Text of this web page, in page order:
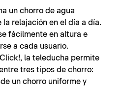
un chorro de agua
relajación en el día a día.
fácilmente en altura e
a cada usuario.
la teleducha permite
tres tipos de chorro:
un chorro uniforme y